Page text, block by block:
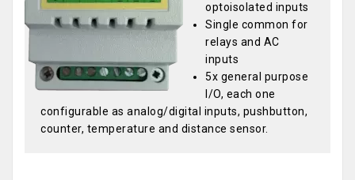
optoisolated inputs
Single common for
relays and AC
inputs
5x general purpose
I/O, each one
configurable as analog/digital inputs, pushbutton,
counter, temperature and distance sensor.